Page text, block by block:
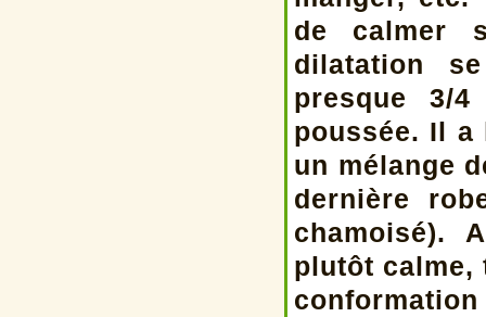
de calmer
dilatation
presque 3/
poussée. Il a
un mélange
dernière
chamoisé).
plutôt calme,